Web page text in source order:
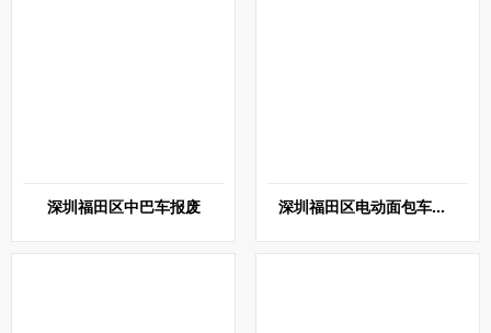
深圳福田区中巴车报废 深圳福田区电动面包车报废